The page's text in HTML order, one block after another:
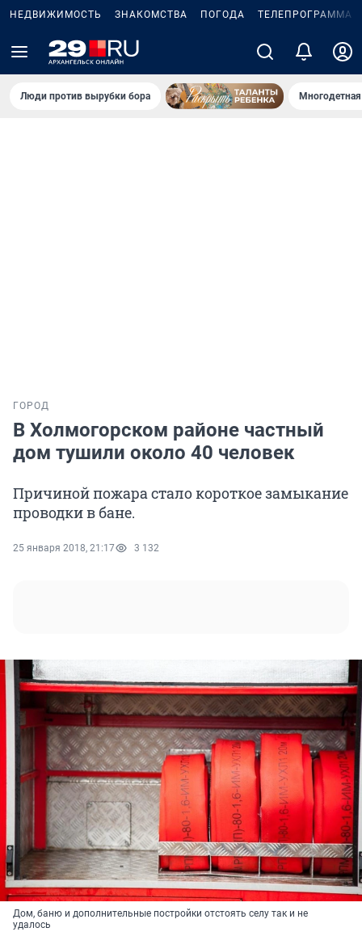
НЕДВИЖИМОСТЬ ЗНАКОМСТВА ПОГОДА ТЕЛЕПРОГРАММА
Люди против вырубки бора
ГОРОД
В Холмогорском районе частный
дом тушили около 40 человек
Причиной пожара стало короткое замыкание
проводки в бане.
25 января 2018, 21:17 3 132
Дом, баню и дополнительные постройки отстоять селу так и не
удалось